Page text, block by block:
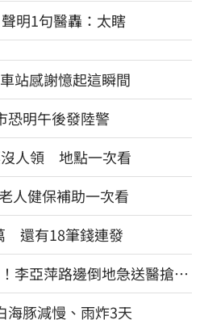
明1句醫轟：太瞎
站感謝憶起這瞬間
恐明午後發陸警
人領 地點一次看
人健保補助一次看
還有18筆錢連發
李亞萍路邊倒地急送醫搶
豚減慢、雨炸3天